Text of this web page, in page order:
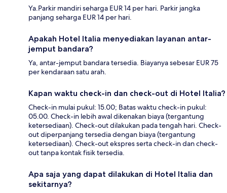
Ya.Parkir mandiri seharga EUR 14 per hari. Parkir jangka
panjang seharga EUR 14 per hari.
Apakah Hotel Italia menyediakan layanan antar-
jemput bandara?
Ya, antar-jemput bandara tersedia. Biayanya sebesar EUR 75
per kendaraan satu arah.
Kapan waktu check-in dan check-out di Hotel Italia?
Check-in mulai pukul: 15.00; Batas waktu check-in pukul:
05.00. Check-in lebih awal dikenakan biaya (tergantung
ketersediaan). Check-out dilakukan pada tengah hari. Check-
out diperpanjang tersedia dengan biaya (tergantung
ketersediaan). Check-out ekspres serta check-in dan check-
out tanpa kontak fisik tersedia.
Apa saja yang dapat dilakukan di Hotel Italia dan
sekitarnya?